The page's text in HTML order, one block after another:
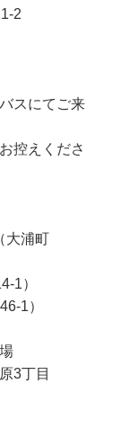
2
スにてご来
控えくださ
大浦町
1）
1）
3丁目